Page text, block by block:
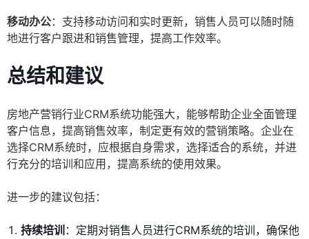
移动办公：支持移动访问和实时更新，销售人员可以随时随
地进行客户跟进和销售管理，提高工作效率。
总结和建议
房地产营销行业CRM系统功能强大，能够帮助企业全面管理
客户信息，提高销售效率，制定更有效的营销策略。企业在
选择CRM系统时，应根据自身需求，选择适合的系统，并进
行充分的培训和应用，提高系统的使用效果。
进一步的建议包括：
持续培训 ：定期对销售人员进行CRM系统的培训，确保他